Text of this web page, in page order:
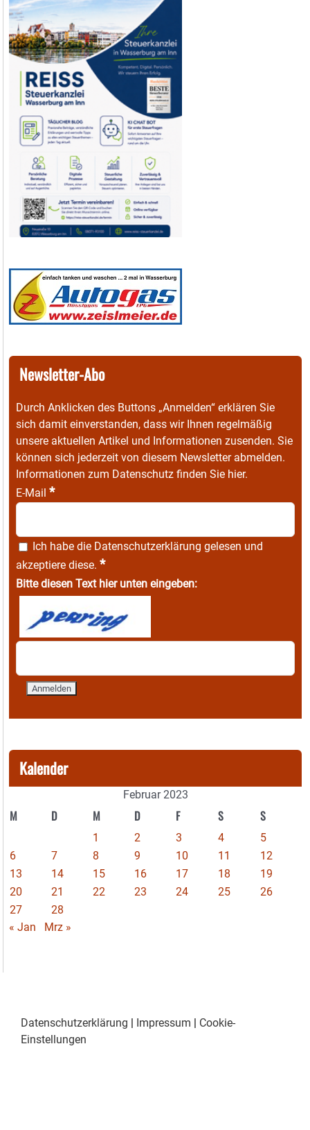
Newsletter-Abo
Durch Anklicken des Buttons „Anmelden“ erklären Sie
sich damit einverstanden, dass wir Ihnen regelmäßig
unsere aktuellen Artikel und Informationen zusenden. Sie
können sich jederzeit von diesem Newsletter abmelden.
Informationen zum Datenschutz finden Sie hier.
E-Mail *
Ich habe die Datenschutzerklärung gelesen und
akzeptiere diese. *
Bitte diesen Text hier unten eingeben:
Kalender
Februar 2023
M D M D F S S
1 2 3 4
5
6
7 8 9 10 11
12
13
14 15 16 17 18
19
20
21 22 23 24 25
26
27
28
« Jan
Mrz »
Datenschutzerklärung | Impressum | Cookie-
Einstellungen